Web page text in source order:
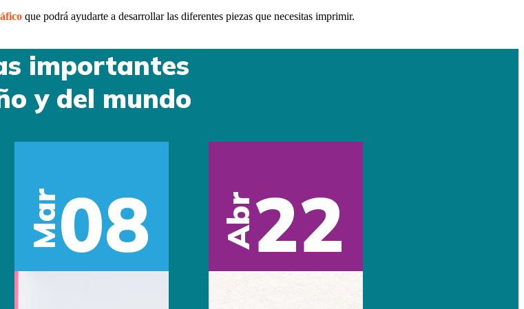
que podrá ayudarte a desarrollar las diferentes piezas que necesitas imprimir.
importantes
y del mundo
Mar08 Abr22